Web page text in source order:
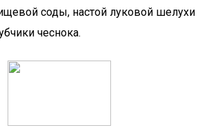
соды, настой луковой шелухи
чеснока.